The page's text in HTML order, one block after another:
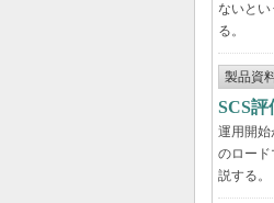
ないと
る。
製品資
SCS
運用開始
のロード
説する。